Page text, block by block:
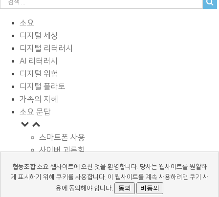
소요
디지털 세상
디지털 리터러시
AI 리터러시
디지털 위험
디지털 플라토
가족의 지혜
소요 문답
스마트폰 사용
사이버 괴롭힘
페이스북과 SNS
디지털과 학습
광고 바로알기
협동조합 소요 웹사이트에 오신 것을 환영합니다. 당사는 웹사이트를 원활하
게 표시하기 위해 쿠키를 사용합니다. 이 웹사이트를 계속 사용하려면 쿠기 사
용에 동의해야 합니다.
동의 비동의